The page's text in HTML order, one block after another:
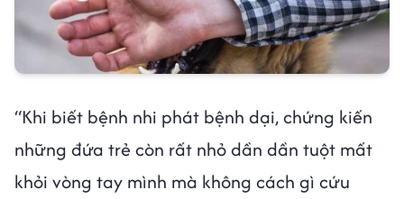
“Khi biết bệnh nhi phát bệnh dại, chứng kiến
những đứa trẻ còn rất nhỏ dần dần tuột mất
khỏi vòng tay mình mà không cách gì cứu